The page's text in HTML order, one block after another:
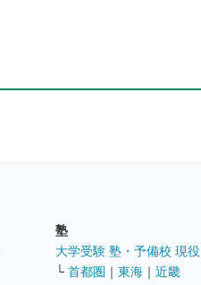
塾
大学受験 塾・予備校 現役
└ 首都圏 ｜ 東海 ｜ 近畿